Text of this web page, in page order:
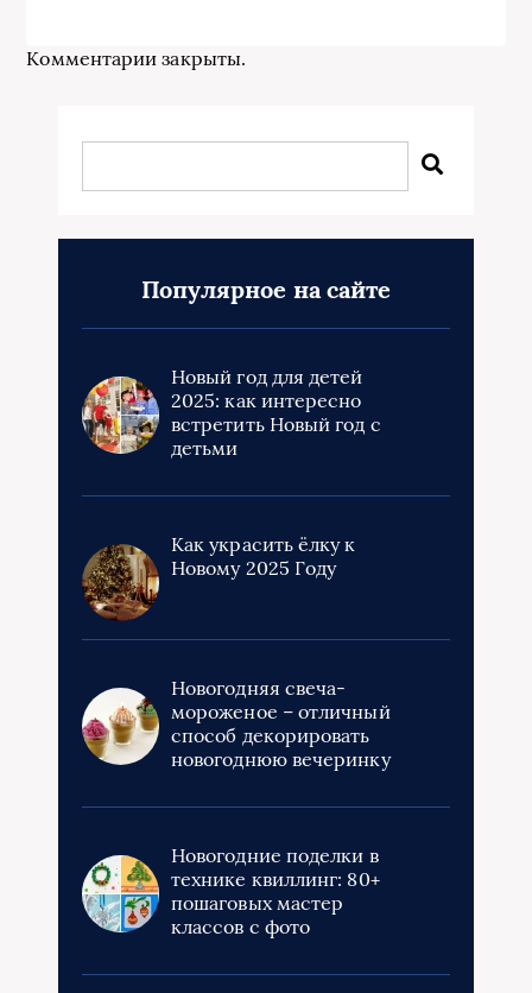
Комментарии закрыты.
Популярное на сайте
Новый год для детей
2025: как интересно
встретить Новый год с
детьми
Как украсить ёлку к
Новому 2025 Году
Новогодняя свеча-
мороженое – отличный
способ декорировать
новогоднюю вечеринку
Новогодние поделки в
технике квиллинг: 80+
пошаговых мастер
классов с фото